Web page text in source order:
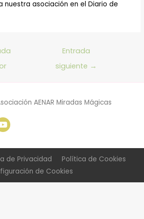
nuestra asociación en el Diario de
Entrada
siguiente →
AENAR Miradas Mágicas
de Privacidad
Política de Cookies
de Cookies